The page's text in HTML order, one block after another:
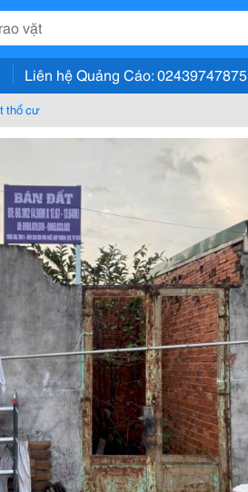
Liên hệ Quảng Cáo: 02439747875
thổ cư